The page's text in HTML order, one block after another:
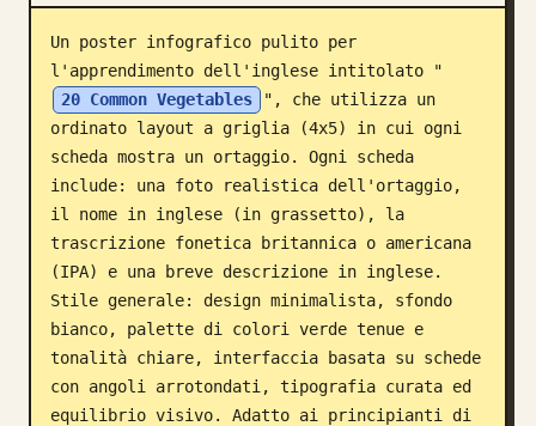
Blog
Aggiornamenti
Un poster infografico pulito per
l'apprendimento dell'inglese intitolato "
20 Common Vegetables
", che utilizza un
ordinato layout a griglia (4x5) in cui ogni
scheda mostra un ortaggio. Ogni scheda
include: una foto realistica dell'ortaggio,
il nome in inglese (in grassetto), la
trascrizione fonetica britannica o americana
(IPA) e una breve descrizione in inglese.
Stile generale: design minimalista, sfondo
bianco, palette di colori verde tenue e
tonalità chiare, interfaccia basata su schede
con angoli arrotondati, tipografia curata ed
equilibrio visivo. Adatto ai principianti di